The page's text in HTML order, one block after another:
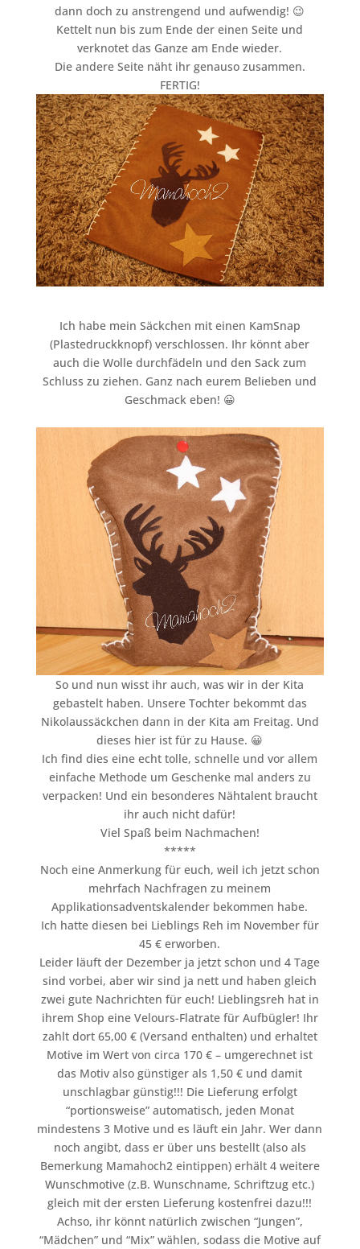
dann doch zu anstrengend und aufwendig! 😉
Kettelt nun bis zum Ende der einen Seite und
verknotet das Ganze am Ende wieder.
Die andere Seite näht ihr genauso zusammen.
FERTIG!
Ich habe mein Säckchen mit einen KamSnap
(Plastedruckknopf) verschlossen. Ihr könnt aber
auch die Wolle durchfädeln und den Sack zum
Schluss zu ziehen. Ganz nach eurem Belieben und
Geschmack eben! 😀
So und nun wisst ihr auch, was wir in der Kita
gebastelt haben. Unsere Tochter bekommt das
Nikolaussäckchen dann in der Kita am Freitag. Und
dieses hier ist für zu Hause. 😀
Ich find dies eine echt tolle, schnelle und vor allem
einfache Methode um Geschenke mal anders zu
verpacken! Und ein besonderes Nähtalent braucht
ihr auch nicht dafür!
Viel Spaß beim Nachmachen!
*****
Noch eine Anmerkung für euch, weil ich jetzt schon
mehrfach Nachfragen zu meinem
Applikationsadventskalender bekommen habe.
Ich hatte diesen bei Lieblings Reh im November für
45 € erworben.
Leider läuft der Dezember ja jetzt schon und 4 Tage
sind vorbei, aber wir sind ja nett und haben gleich
zwei gute Nachrichten für euch! Lieblingsreh hat in
ihrem Shop eine Velours-Flatrate für Aufbügler! Ihr
zahlt dort 65,00 € (Versand enthalten) und erhaltet
Motive im Wert von circa 170 € – umgerechnet ist
das Motiv also günstiger als 1,50 € und damit
unschlagbar günstig!!! Die Lieferung erfolgt
“portionsweise” automatisch, jeden Monat
mindestens 3 Motive und es läuft ein Jahr. Wer dann
noch angibt, dass er über uns bestellt (also als
Bemerkung Mamahoch2 eintippen) erhält 4 weitere
Wunschmotive (z.B. Wunschname, Schriftzug etc.)
gleich mit der ersten Lieferung kostenfrei dazu!!!
Achso, ihr könnt natürlich zwischen “Jungen”,
“Mädchen” und “Mix” wählen, sodass die Motive auf